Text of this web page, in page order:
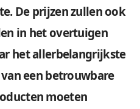
De prijzen zullen ook
in het overtuigen
het allerbelangrijkste
een betrouwbare
moeten